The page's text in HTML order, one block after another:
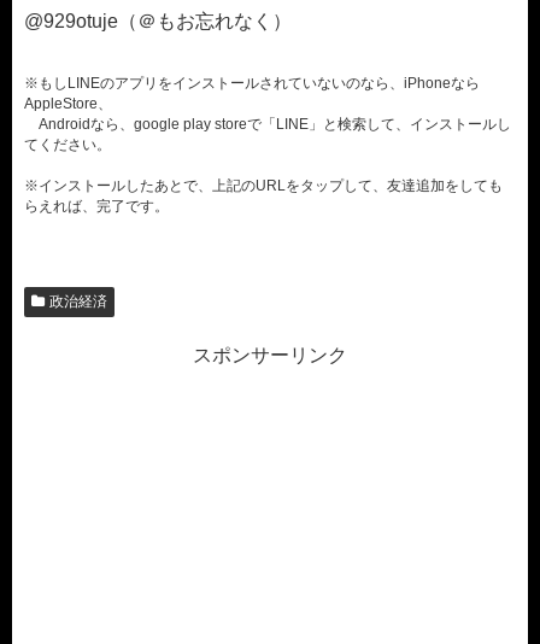
@929otuje（＠もお忘れなく）
※もしLINEのアプリをインストールされていないのなら、iPhoneなら
AppleStore、
Androidなら、google play storeで「LINE」と検索して、インストールし
てください。
※インストールしたあとで、上記のURLをタップして、友達追加をしても
らえれば、完了です。
政治経済
スポンサーリンク